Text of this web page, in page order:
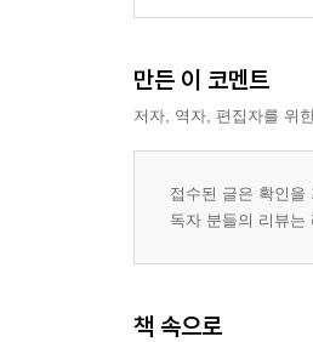
만든 이 코멘트
저자, 역자, 편집자를 위
접수된 글은 확인을
독자 분들의 리뷰
책 속으로